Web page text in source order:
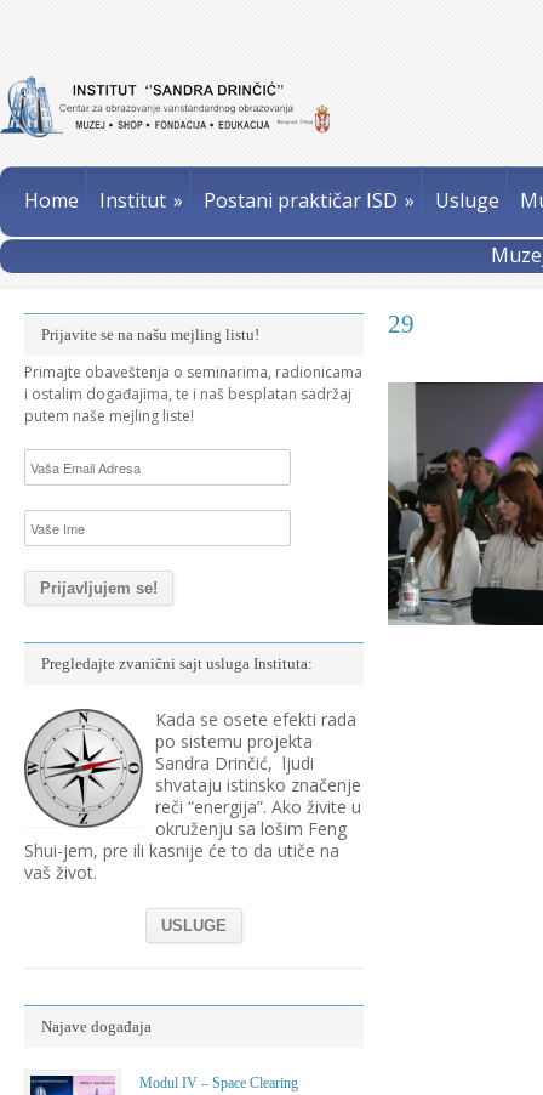
Home Institut » Postani praktičar ISD » Usluge
29
Prijavite se na našu mejling listu!
Primajte obaveštenja o seminarima, radionicama
i ostalim događajima, te i naš besplatan sadržaj
putem naše mejling liste!
Pregledajte zvanični sajt usluga Instituta:
Kada se osete efekti rada
po sistemu projekta
Sandra Drinčić, ljudi
shvataju istinsko značenje
reči “energija”. Ako živite u
okruženju sa lošim Feng
Shui-jem, pre ili kasnije će to da utiče na
vaš život.
USLUGE
Najave događaja
Modul IV – Space Clearing